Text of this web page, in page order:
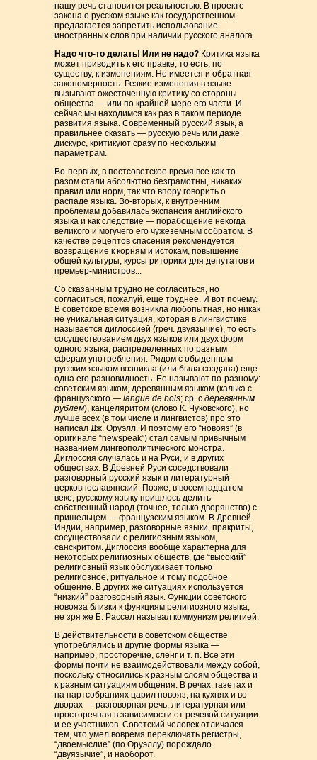
нашу речь становится реальностью. В проекте
закона о русском языке как государственном
предлагается запретить использование
иностранных слов при наличии русского аналога.
Надо что-то делать! Или не надо? Критика языка
может приводить к его правке, то есть, по
существу, к изменениям. Но имеется и обратная
закономерность. Резкие изменения в языке
вызывают ожесточенную критику со стороны
общества — или по крайней мере его части. И
сейчас мы находимся как раз в таком периоде
развития языка. Современный русский язык, а
правильнее сказать — русскую речь или даже
дискурс, критикуют сразу по нескольким
параметрам.
Во-первых, в постсоветское время все как-то
разом стали абсолютно безграмотны, никаких
правил или норм, так что впору говорить о
распаде языка. Во-вторых, к внутренним
проблемам добавилась экспансия английского
языка и как следствие — порабощение некогда
великого и могучего его чужеземным собратом. В
качестве рецептов спасения рекомендуется
возвращение к корням и истокам, повышение
общей культуры, курсы риторики для депутатов и
премьер-министров...
Со сказанным трудно не согласиться, но
согласиться, пожалуй, еще труднее. И вот почему.
В советское время возникла любопытная, но никак
не уникальная ситуация, которая в лингвистике
называется диглоссией (греч. двуязычие), то есть
сосуществованием двух языков или двух форм
одного языка, распределенных по разным
сферам употребления. Рядом с обыденным
русским языком возникла (или была создана) еще
одна его разновидность. Ее называют по-разному:
советским языком, деревянным языком (калька с
французского —langue de bois; ср. сдеревянным
рублем), канцеляритом (слово К. Чуковского), но
лучше всех (в том числе и лингвистов) про это
написал Дж. Оруэлл. И поэтому его “новояз” (в
оригинале “newspeak”) стал самым привычным
названием лингвополитического монстра.
Диглоссия случалась и на Руси, и в других
обществах. В Древней Руси соседствовали
разговорный русский язык и литературный
церковнославянский. Позже, в восемнадцатом
веке, русскому языку пришлось делить
собственный народ (точнее, только дворянство) с
пришельцем — французским языком. В Древней
Индии, например, разговорные языки, пракриты,
сосуществовали с религиозным языком,
санскритом. Диглоссия вообще характерна для
некоторых религиозных обществ, где “высокий”
религиозный язык обслуживает только
религиозное, ритуальное и тому подобное
общение. В других же ситуациях используется
“низкий” разговорный язык. Функции советского
новояза близки к функциям религиозного языка,
не зря же Б. Рассел называл коммунизм религией.
В действительности в советском обществе
употреблялись и другие формы языка —
например, просторечие, сленг и т. п. Все эти
формы почти не взаимодействовали между собой,
поскольку относились к разным слоям общества и
к разным ситуациям общения. В речах, газетах и
на партсобраниях царил новояз, на кухнях и во
дворах — разговорная речь, литературная или
просторечная в зависимости от речевой ситуации
и ее участников. Советский человек отличался
тем, что умел вовремя переключать регистры,
“двоемыслие” (по Оруэллу) порождало
“двуязычие”, и наоборот.